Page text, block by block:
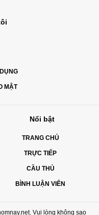
MẬT
Nổi bật
TRANG CHỦ
TRỰC TIẾP
CẦU THỦ
BÌNH LUẬN VIÊN
Vui lòng không sao